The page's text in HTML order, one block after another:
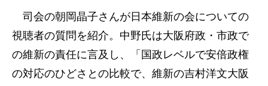
司会の朝岡晶子さんが日本維新の会についての
視聴者の質問を紹介。中野氏は大阪府政・市政で
の維新の責任に言及し、「国政レベルで安倍政権
の対応のひどさとの比較で、維新の吉村洋文大阪